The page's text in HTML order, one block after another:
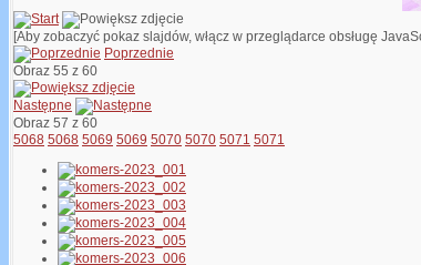
[Aby zobaczyć pokaz slajdów, włącz w przeglądarce obsługę
Poprzednie
Obraz 55 z 60
Następne
Obraz 57 z 60
5068 5068 5069 5069 5070 5070 5071 5071